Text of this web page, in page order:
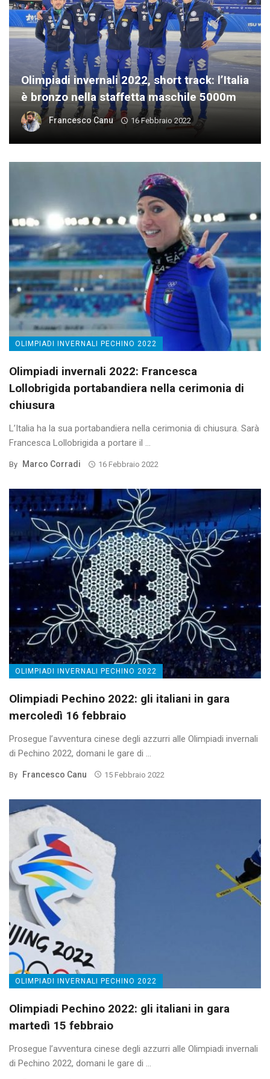
Olimpiadi invernali 2022, short track: l’Italia
è bronzo nella staffetta maschile 5000m
Francesco Canu 16 Febbraio 2022
OLIMPIADI INVERNALI PECHINO 2022
Olimpiadi invernali 2022: Francesca
Lollobrigida portabandiera nella cerimonia di
chiusura
L’Italia ha la sua portabandiera nella cerimonia di chiusura. Sarà
Francesca Lollobrigida a portare il ...
By Marco Corradi 16 Febbraio 2022
OLIMPIADI INVERNALI PECHINO 2022
Olimpiadi Pechino 2022: gli italiani in gara
mercoledì 16 febbraio
Prosegue l’avventura cinese degli azzurri alle Olimpiadi invernali
di Pechino 2022, domani le gare di ...
By Francesco Canu 15 Febbraio 2022
OLIMPIADI INVERNALI PECHINO 2022
Olimpiadi Pechino 2022: gli italiani in gara
martedì 15 febbraio
Prosegue l’avventura cinese degli azzurri alle Olimpiadi invernali
di Pechino 2022, domani le gare di ...